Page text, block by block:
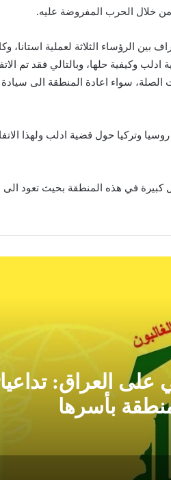
من خلال الحرب المفروضة عليه.
بين الرؤساء الثلاثة لعملية استانا،
وكيفية حلها، وبالتالي فقد تم
سواء اعادة المنطقة الى سيادة
وتركيا حول قضية ادلب ولهذا
كبيرة في هذه المنطقة بحيث تعود الى
على العراق:
بأسرها